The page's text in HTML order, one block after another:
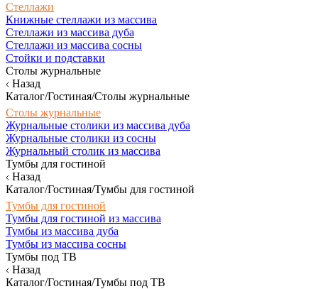
Стеллажи
Книжные стеллажи из массива
Стеллажи из массива дуба
Стеллажи из массива сосны
Стойки и подставки
Столы журнальные
Назад
Каталог/Гостиная/Столы журнальные
Столы журнальные
Журнальные столики из массива дуба
Журнальные столики из сосны
Журнальный столик из массива
Тумбы для гостиной
Назад
Каталог/Гостиная/Тумбы для гостиной
Тумбы для гостиной
Тумбы для гостиной из массива
Тумбы из массива дуба
Тумбы из массива сосны
Тумбы под ТВ
Назад
Каталог/Гостиная/Тумбы под ТВ